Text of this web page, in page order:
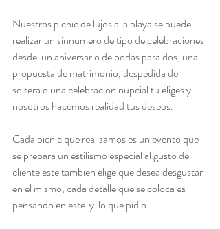
Nuestros picnic de lujos a la playa se puede
realizar un sinnumero de tipo de celebraciones
desde  un aniversario de bodas para dos, una
propuesta de matrimonio, despedida de
soltera o una celebracion nupcial tu eliges y
nosotros hacemos realidad tus deseos.
Cada picnic que realizamos es un evento que
se prepara un estilismo especial al gusto del
cliente este tambien elige que desea desgustar
en el mismo, cada detalle que se coloca es
pensando en este  y  lo que pidio.